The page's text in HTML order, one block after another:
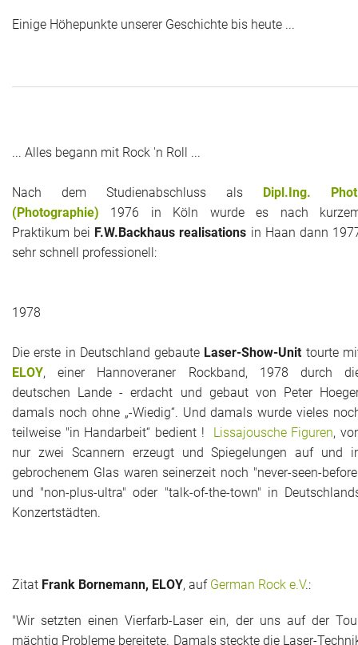
Services + Locations
Peter's "on-the-road" Tipps
Sprüche
Einige Höhepunkte unserer Geschichte bis heute ...
... Alles begann mit Rock 'n Roll ...
Nach dem Studienabschluss als Dipl.Ing.
(Photographie) 1976 in Köln wurde es nach
Praktikum bei F.W.Backhaus realisations in Haan dann
sehr schnell professionell:
1978
Die erste in Deutschland gebaute Laser-Show-Unit tourte
ELOY, einer Hannoveraner Rockband, 1978 durch
deutschen Lande - erdacht und gebaut von Peter
damals noch ohne „-Wiedig“. Und damals wurde vieles
teilweise "in Handarbeit“ bedient ! Lissajousche Figuren,
nur zwei Scannern erzeugt und Spiegelungen auf und
gebrochenem Glas waren seinerzeit noch "never-seen-
und "non-plus-ultra" oder "talk-of-the-town" in
Konzertstädten.
Zitat Frank Bornemann, ELOY, auf German Rock e.V.:
"Wir setzten einen Vierfarb-Laser ein, der uns auf der
mächtig Probleme bereitete. Damals steckte die Laser-